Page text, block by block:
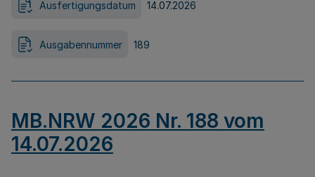
Ausfertigungsdatum 14.07.2026
Ausgabennummer 189
MB.NRW 2026 Nr. 188 vom
14.07.2026